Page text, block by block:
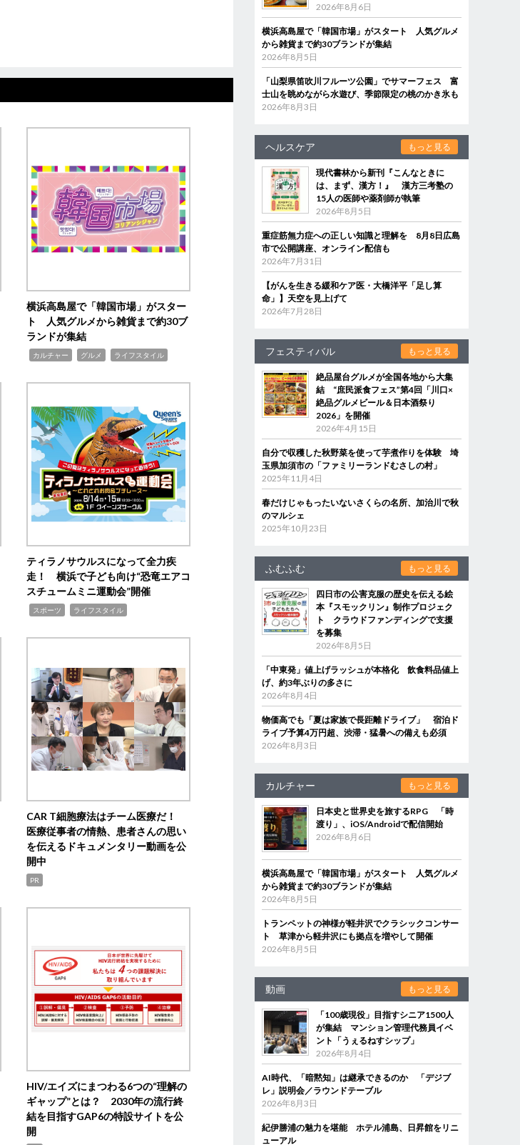
横浜高島屋で「韓国市場」がスター
ト 人気グルメから雑貨まで約30ブ
ランドが集結
カルチャー グルメ ライフスタイル
ティラノサウルスになって全力疾
走！ 横浜で子ども向け“恐竜エアコ
スチュームミニ運動会”開催
スポーツ ライフスタイル
CAR T細胞療法はチーム医療だ！
医療従事者の情熱、患者さんの思い
を伝えるドキュメンタリー動画を公
開中
PR
HIV/エイズにまつわる6つの“理解の
ギャップ”とは？ 2030年の流行終
結を目指すGAP6の特設サイトを公
開
2026年8月6日
横浜高島屋で「韓国市場」がスタート 人気グルメ
から雑貨まで約30ブランドが集結
2026年8月5日
「山梨県笛吹川フルーツ公園」でサマーフェス 富
士山を眺めながら水遊び、季節限定の桃のかき氷も
2026年8月3日
ヘルスケア もっと見る
現代書林から新刊『こんなときに
は、まず、漢方！』 漢方三考塾の
15人の医師や薬剤師が執筆
2026年8月5日
重症筋無力症への正しい知識と理解を 8月8日広島
市で公開講座、オンライン配信も
2026年7月31日
【がんを生きる緩和ケア医・大橋洋平「足し算
命」】天空を見上げて
2026年7月28日
フェスティバル もっと見る
絶品屋台グルメが全国各地から大集
結 “庶民派食フェス”第4回「川口×
絶品グルメビール＆日本酒祭り
2026」を開催
2026年4月15日
自分で収穫した秋野菜を使って芋煮作りを体験 埼
玉県加須市の「ファミリーランドむさしの村」
2025年11月4日
春だけじゃもったいないさくらの名所、加治川で秋
のマルシェ
2025年10月23日
ふむふむ もっと見る
四日市の公害克服の歴史を伝える絵
本『スモックリン』制作プロジェク
ト クラウドファンディングで支援
を募集
2026年8月5日
「中東発」値上げラッシュが本格化 飲食料品値上
げ、約3年ぶりの多さに
2026年8月4日
物価高でも「夏は家族で長距離ドライブ」 宿泊ド
ライブ予算4万円超、渋滞・猛暑への備えも必須
2026年8月3日
カルチャー もっと見る
日本史と世界史を旅するRPG 「時
渡り」、iOS/Androidで配信開始
2026年8月6日
横浜高島屋で「韓国市場」がスタート 人気グルメ
から雑貨まで約30ブランドが集結
2026年8月5日
トランペットの神様が軽井沢でクラシックコンサー
ト 草津から軽井沢にも拠点を増やして開催
2026年8月5日
動画 もっと見る
「100歳現役」目指すシニア1500人
が集結 マンション管理代務員イベ
ント「うぇるねすシップ」
2026年8月4日
AI時代、「暗黙知」は継承できるのか 「デジブ
レ」説明会／ラウンドテーブル
2026年8月3日
紀伊勝浦の魅力を堪能 ホテル浦島、日昇館をリニ
ューアル